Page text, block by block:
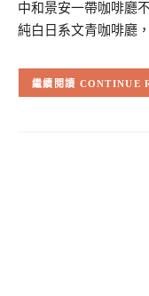
中和景安一帶咖啡廳
純白日系文青咖啡廳
CONTINUE